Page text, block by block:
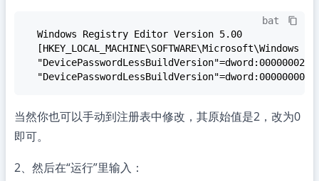
bat
  "DevicePasswordLessBuildVersion"=dword:00000000
当然你也可以手动到注册表中修改，其原始值是2，改为0
即可。
2、然后在“运行”里输入：